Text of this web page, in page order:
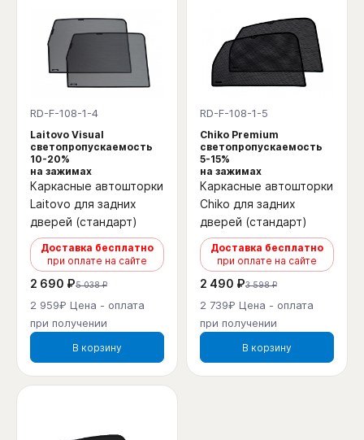
RD-F-108-1-4
Laitovo Visual
светопропускаемость
10-20%
на зажимах
Каркасные автошторки
Laitovo для задних
дверей (стандарт)
Доставка бесплатно
при оплате на сайте
2 690 ₽5 038 ₽
2 959₽ Цена - оплата
при получении
В корзину
RD-F-108-1-5
Chiko Premium
светопропускаемость
5-15%
на зажимах
Каркасные автошторки
Chiko для задних
дверей (стандарт)
Доставка бесплатно
при оплате на сайте
2 490 ₽3 598 ₽
2 739₽ Цена - оплата
при получении
В корзину